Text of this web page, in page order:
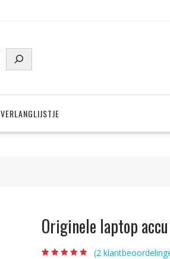
VERLANGLIJSTJE
Originele laptop
(2